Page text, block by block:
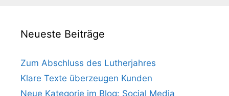
Neueste Beiträge
Zum Abschluss des Lutherjahres
Klare Texte überzeugen Kunden
Neue Kategorie im Blog: Social Media